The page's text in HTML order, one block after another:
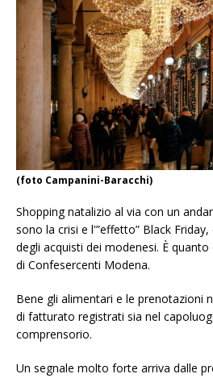
(foto Campanini-Baracchi)
Shopping natalizio al via con un
sono la crisi e l'”effetto” Black
degli acquisti dei modenesi. È
di Confesercenti Modena.
Bene gli alimentari e le prenotazioni
di fatturato registrati sia nel
comprensorio.
Un segnale molto forte arriva dalle